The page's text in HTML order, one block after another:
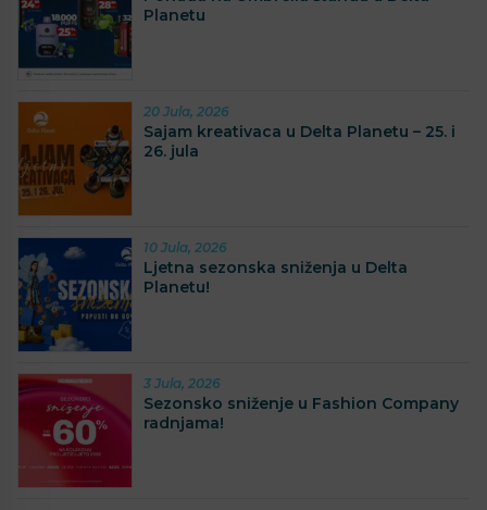
Planetu
20 Jula, 2026
Sajam kreativaca u Delta Planetu – 25. i
26. jula
10 Jula, 2026
Ljetna sezonska sniženja u Delta
Planetu!
3 Jula, 2026
Sezonsko sniženje u Fashion Company
radnjama!